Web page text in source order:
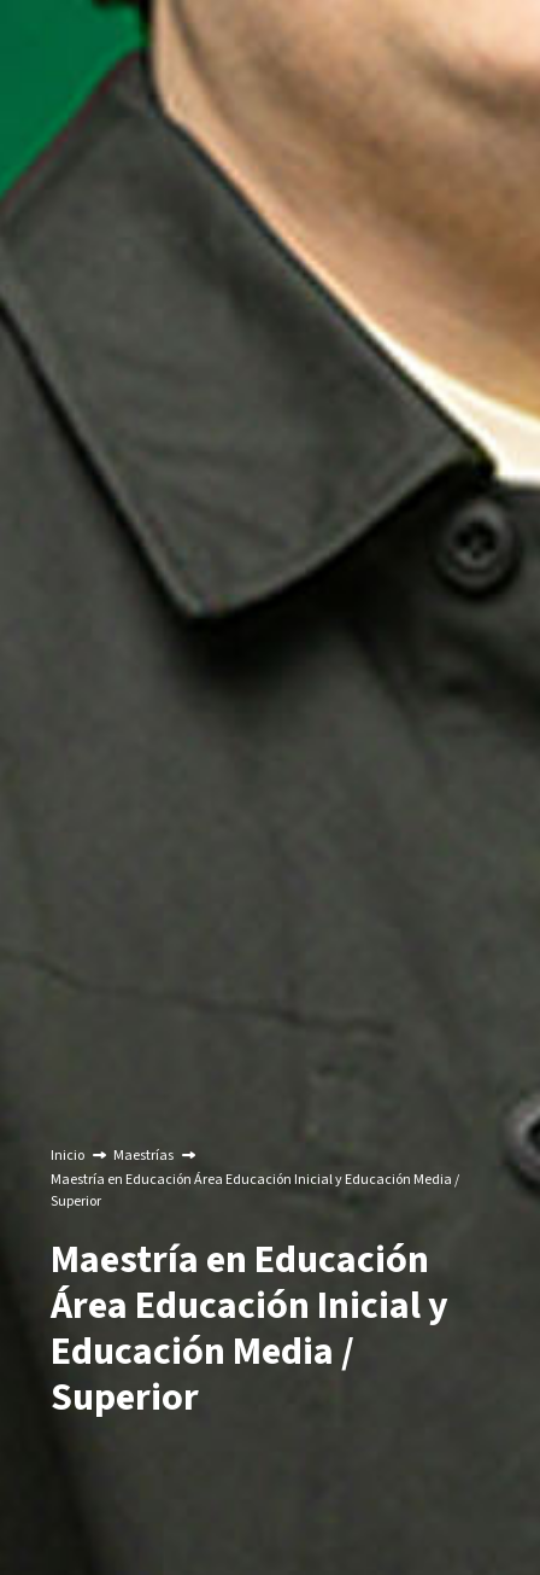
Inicio
Maestrías
Maestría en Educación Área Educación Inicial y Educación Media /
Superior
Maestría en Educación
Área Educación Inicial y
Educación Media /
Superior